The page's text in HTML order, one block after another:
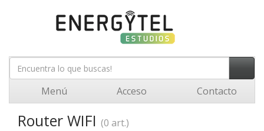
Menú Acceso Contacto
Router WIFI (0 art.)